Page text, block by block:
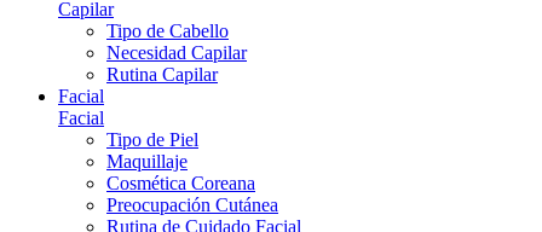
Capilar
Tipo de Cabello
Necesidad Capilar
Rutina Capilar
Facial
Facial
Tipo de Piel
Maquillaje
Cosmética Coreana
Preocupación Cutánea
Rutina de Cuidado Facial